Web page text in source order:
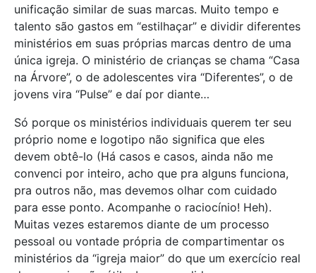
unificação similar de suas marcas. Muito tempo e
talento são gastos em “estilhaçar” e dividir diferentes
ministérios em suas próprias marcas dentro de uma
única igreja. O ministério de crianças se chama “Casa
na Árvore”, o de adolescentes vira “Diferentes”, o de
jovens vira “Pulse” e daí por diante…
Só porque os ministérios individuais querem ter seu
próprio nome e logotipo não significa que eles
devem obtê-lo (Há casos e casos, ainda não me
convenci por inteiro, acho que pra alguns funciona,
pra outros não, mas devemos olhar com cuidado
para esse ponto. Acompanhe o raciocínio! Heh).
Muitas vezes estaremos diante de um processo
pessoal ou vontade própria de compartimentar os
ministérios da “igreja maior” do que um exercício real